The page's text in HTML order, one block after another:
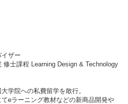
ザー
修士課程 Learning Design & Technology
学院への私費留学を敢行。
eラーニング教材などの新商品開発や